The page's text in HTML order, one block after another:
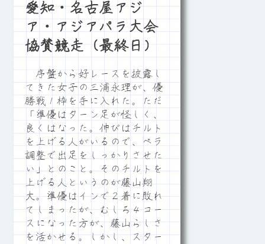
愛知・名古屋アジ
ア・アジアパラ大会
協賛競走（最終日）
序盤から好レースを披露し
てきた女子の三浦永理が、優
勝戦１枠を手に入れた。ただ
「準優はターン足が怪しく、
良くはなった。伸びはチルト
を上げる人がいるので、ペラ
調整で出足をしっかりさせた
い」とのこと。そのチルトを
上げる人というのが藤山翔
大。準優はインで２着に敗れ
てしまったが、むしろ４コー
スになった方が、藤山らしさ
を活かせる。しかし、スター